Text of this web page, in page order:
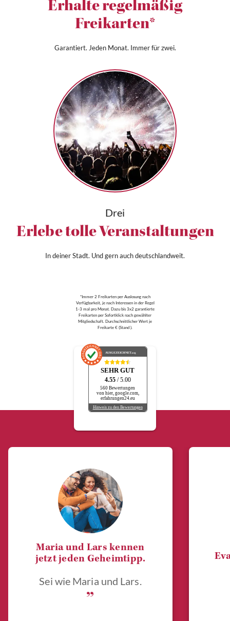
Erhalte regelmäßig
Freikarten*
Garantiert. Jeden Monat. Immer für zwei.
Drei
Erlebe tolle Veranstaltungen
In deiner Stadt. Und gern auch deutschlandweit.
*Immer 2 Freikarten per Auslosung nach
Verfügbarkeit, je nach Interessen in der Regel
1-3 mal pro Monat. Dazu bis 3x2 garantierte
Freikarten per Sofortklick nach gewählter
Mitgliedschaft. Durchschnittlicher Wert je
Freikarte € (Stand ).
AUSGEZEICHNET.org
SEHR GUT
4.55 / 5.00
560 Bewertungen
von hier, google.com,
erfahrungen24.eu
Hinweis zu den Bewertungen
Maria und Lars kennen
jetzt jeden Geheimtipp.
Sei wie Maria und Lars.
„